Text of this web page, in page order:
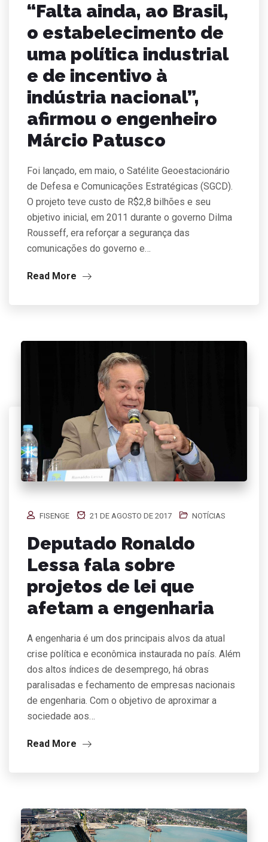
“Falta ainda, ao Brasil,
o estabelecimento de
uma política industrial
e de incentivo à
indústria nacional”,
afirmou o engenheiro
Márcio Patusco
Foi lançado, em maio, o Satélite Geoestacionário
de Defesa e Comunicações Estratégicas (SGCD).
O projeto teve custo de R$2,8 bilhões e seu
objetivo inicial, em 2011 durante o governo Dilma
Rousseff, era reforçar a segurança das
comunicações do governo e…
Read More
FISENGE 21 DE AGOSTO DE 2017 NOTÍCIAS
Deputado Ronaldo
Lessa fala sobre
projetos de lei que
afetam a engenharia
A engenharia é um dos principais alvos da atual
crise política e econômica instaurada no país. Além
dos altos índices de desemprego, há obras
paralisadas e fechamento de empresas nacionais
de engenharia. Com o objetivo de aproximar a
sociedade aos…
Read More